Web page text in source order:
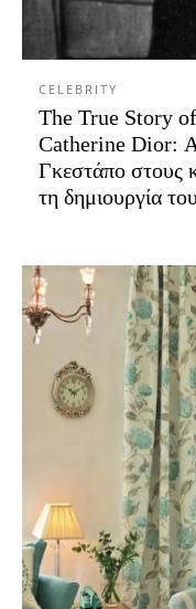
CELEBRITY
The True Story
Catherine Dior:
Γκεστάπο στους
τη δημιουργία